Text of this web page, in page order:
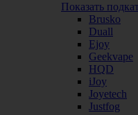
Показать
Brusko
Duall
Ejoy
Geekvape
HQD
iJoy
Joyetech
Justfog